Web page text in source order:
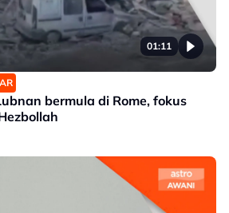
01:11
bermula di Rome, fokus